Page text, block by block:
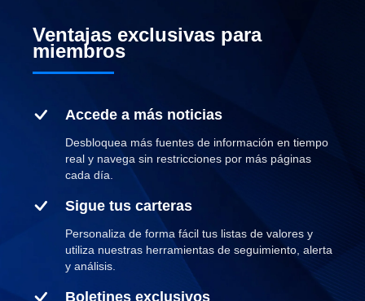
Ventajas exclusivas para
miembros
Accede a más noticias
Desbloquea más fuentes de información en tiempo
real y navega sin restricciones por más páginas
cada día.
Sigue tus carteras
Personaliza de forma fácil tus listas de valores y
utiliza nuestras herramientas de seguimiento, alerta
y análisis.
Boletines exclusivos